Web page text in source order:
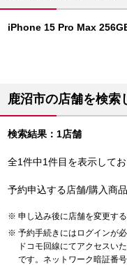
iPhone 15 Pro Max
鹿沼市の店舗を検索
検索結果：1店舗
全1件中1件目を表示して
予約申込する店舗/購入商
申し込み後に店舗を変更す
予約手続きにはログインが必
ドコモ回線にてアクセスい
です。ネットワーク暗証番